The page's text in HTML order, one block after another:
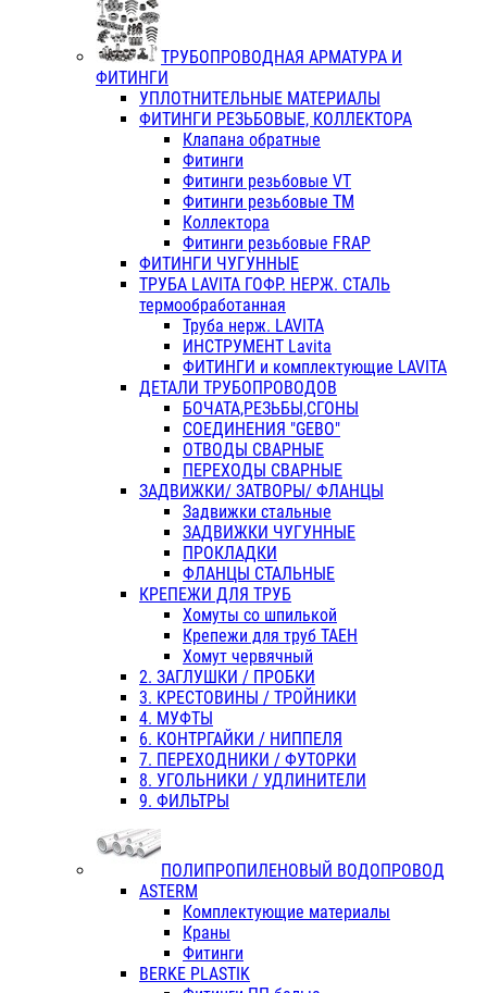
ТРУБОПРОВОДНАЯ АРМАТУРА И
ФИТИНГИ
УПЛОТНИТЕЛЬНЫЕ МАТЕРИАЛЫ
ФИТИНГИ РЕЗЬБОВЫЕ, КОЛЛЕКТОРА
Клапана обратные
Фитинги
Фитинги резьбовые VT
Фитинги резьбовые ТМ
Коллектора
Фитинги резьбовые FRAP
ФИТИНГИ ЧУГУННЫЕ
ТРУБА LAVITA ГОФР. НЕРЖ. СТАЛЬ
термообработанная
Труба нерж. LAVITA
ИНСТРУМЕНТ Lavita
ФИТИНГИ и комплектующие LAVITA
ДЕТАЛИ ТРУБОПРОВОДОВ
БОЧАТА,РЕЗЬБЫ,СГОНЫ
СОЕДИНЕНИЯ "GEBO"
ОТВОДЫ СВАРНЫЕ
ПЕРЕХОДЫ СВАРНЫЕ
ЗАДВИЖКИ/ ЗАТВОРЫ/ ФЛАНЦЫ
Задвижки стальные
ЗАДВИЖКИ ЧУГУННЫЕ
ПРОКЛАДКИ
ФЛАНЦЫ СТАЛЬНЫЕ
КРЕПЕЖИ ДЛЯ ТРУБ
Хомуты со шпилькой
Крепежи для труб ТАЕН
Хомут червячный
2. ЗАГЛУШКИ / ПРОБКИ
3. КРЕСТОВИНЫ / ТРОЙНИКИ
4. МУФТЫ
6. КОНТРГАЙКИ / НИППЕЛЯ
7. ПЕРЕХОДНИКИ / ФУТОРКИ
8. УГОЛЬНИКИ / УДЛИНИТЕЛИ
9. ФИЛЬТРЫ
ПОЛИПРОПИЛЕНОВЫЙ ВОДОПРОВОД
ASTERM
Комплектующие материалы
Краны
Фитинги
BERKE PLASTIK